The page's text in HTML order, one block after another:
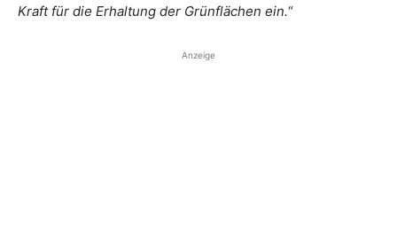
Kraft für die Erhaltung der Grünflächen ein.“
Anzeige